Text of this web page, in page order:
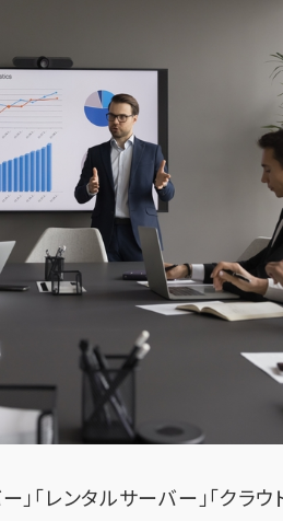
「レンタルサーバー」「クラ